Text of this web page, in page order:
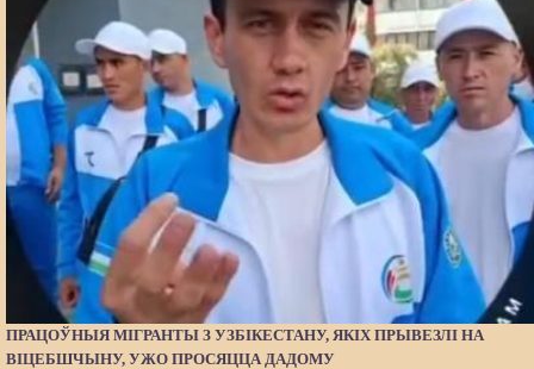
ПРАЦОЎНЫЯ МІГРАНТЫ З УЗБІКЕСТАНУ, ЯКІХ ПРЫВЕЗЛІ НА
ВІЦЕБШЧЫНУ, УЖО ПРОСЯЦЦА ДАДОМУ